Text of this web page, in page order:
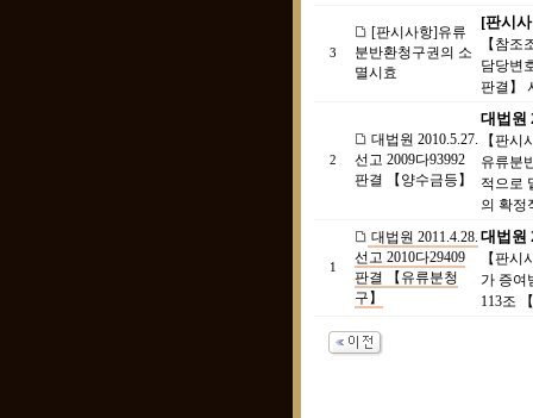
3
[판시사항]유류
분반환청구권의 소
멸시효
[판시
【참
담당변
판결】
2
대법원 2010.5.27.
선고 2009다93992
판결 【양수금등】
대법원
【판
유류분
적으로
의 확정
1
대법원 2011.4.28.
선고 2010다29409
판결 【유류분청
구】
대법원
【판
가 증여
113조